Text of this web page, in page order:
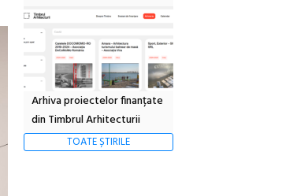
Arhiva proiectelor finanțate
din Timbrul Arhitecturii
TOATE ȘTIRILE